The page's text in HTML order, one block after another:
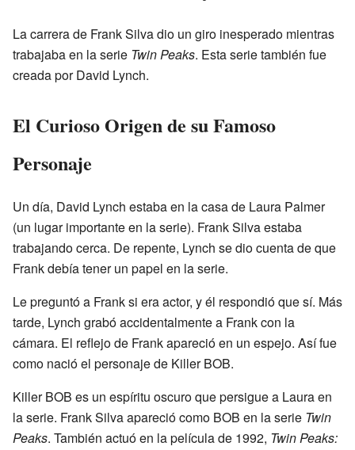
La carrera de Frank Silva dio un giro inesperado mientras
trabajaba en la serie Twin Peaks. Esta serie también fue
creada por David Lynch.
El Curioso Origen de su Famoso
Personaje
Un día, David Lynch estaba en la casa de Laura Palmer
(un lugar importante en la serie). Frank Silva estaba
trabajando cerca. De repente, Lynch se dio cuenta de que
Frank debía tener un papel en la serie.
Le preguntó a Frank si era actor, y él respondió que sí. Más
tarde, Lynch grabó accidentalmente a Frank con la
cámara. El reflejo de Frank apareció en un espejo. Así fue
como nació el personaje de Killer BOB.
Killer BOB es un espíritu oscuro que persigue a Laura en
la serie. Frank Silva apareció como BOB en la serie Twin
Peaks. También actuó en la película de 1992, Twin Peaks: